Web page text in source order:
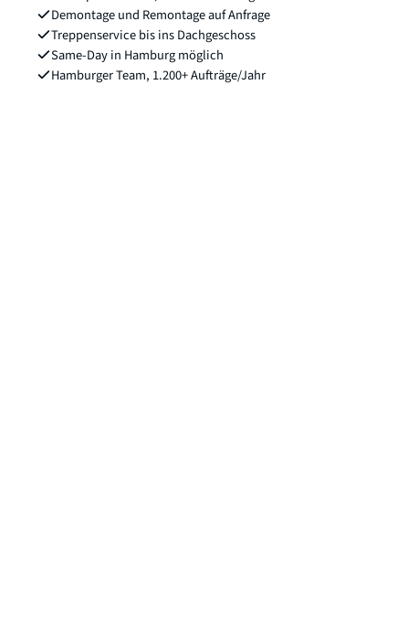
Demontage und Remontage auf Anfrage
Treppenservice bis ins Dachgeschoss
Same-Day in Hamburg möglich
Hamburger Team, 1.200+ Aufträge/Jahr